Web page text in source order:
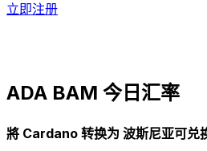
立即注册
ADA BAM 今日汇率
將 Cardano 转换为 波斯尼亚可兑